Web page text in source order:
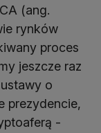
(ang.
rynków
proces
jeszcze raz
o
prezydencie,
-